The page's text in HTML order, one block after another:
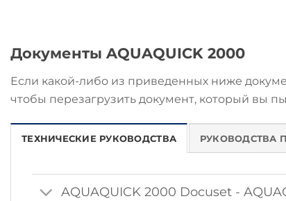
Документы AQUAQUICK 2000
Если какой-либо из приведенных ниже
чтобы перезагрузить документ, который вы
ТЕХНИЧЕСКИЕ РУКОВОДСТВА РУКОВОДСТВА
AQUAQUICK 2000 Docuset -